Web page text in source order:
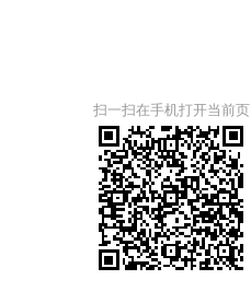
扫一扫在手机打开当前页